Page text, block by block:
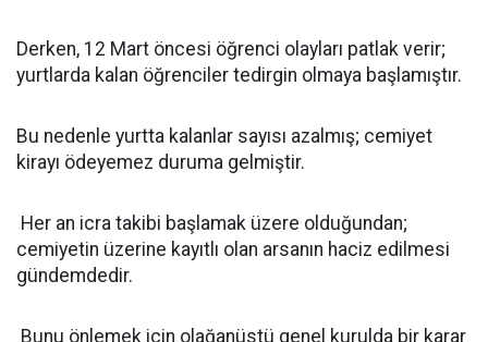
Derken, 12 Mart öncesi öğrenci olayları patlak verir;
yurtlarda kalan öğrenciler tedirgin olmaya başlamıştır.
Bu nedenle yurtta kalanlar sayısı azalmış; cemiyet
kirayı ödeyemez duruma gelmiştir.
Her an icra takibi başlamak üzere olduğundan;
cemiyetin üzerine kayıtlı olan arsanın haciz edilmesi
gündemdedir.
Bunu önlemek için olağanüstü genel kurulda bir karar